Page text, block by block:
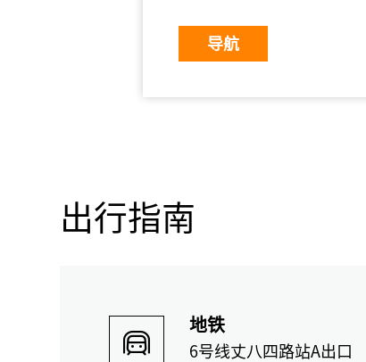
导航
出行指南
地铁
6号线丈八四路站A出口